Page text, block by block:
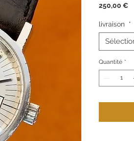
250,00 €
livraison *
Quantité *